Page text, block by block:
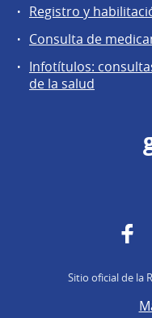
Registro y
Consulta de
Infotítulos:
de la salud
Sitio oficial de la